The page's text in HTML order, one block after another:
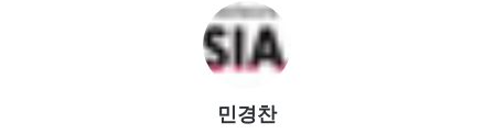
민경찬